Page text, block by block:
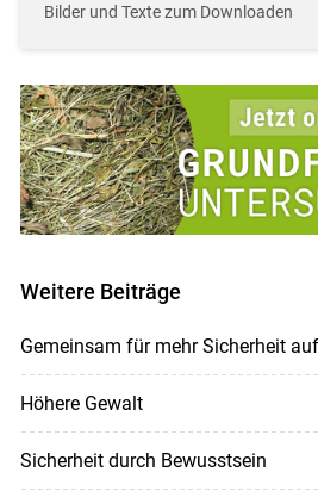
Bilder und Texte zum Downloaden
Weitere Beiträge
Gemeinsam für mehr Sicherheit
Höhere Gewalt
Sicherheit durch Bewusstsein